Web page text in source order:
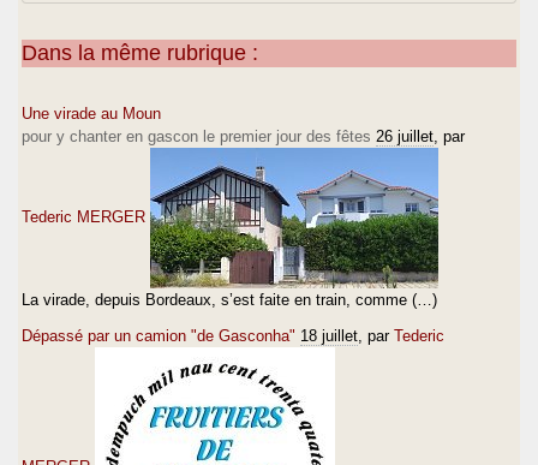
Dans la même rubrique :
Une virade au Moun
pour y chanter en gascon le premier jour des fêtes 26 juillet , par
Tederic MERGER
La virade, depuis Bordeaux, s’est faite en train, comme (…)
Dépassé par un camion "de Gasconha" 18 juillet , par Tederic